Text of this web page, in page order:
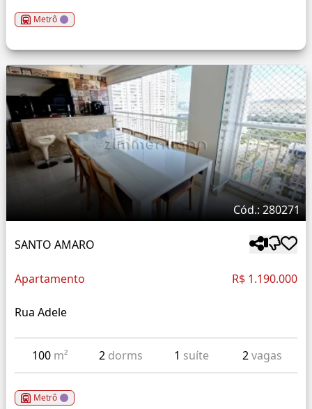
Metrô
Cód.: 280271
SANTO AMARO
Apartamento R$ 1.190.000
Rua Adele
100 m² 2 dorms 1 suíte 2vagas
Metrô